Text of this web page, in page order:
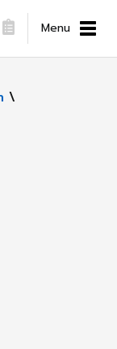
Menu
\